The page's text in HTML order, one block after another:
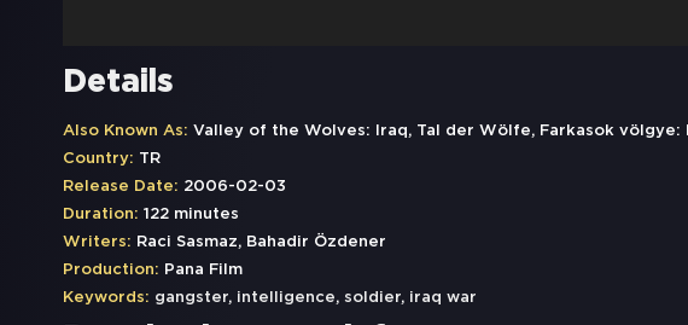
Details
Also Known As: Valley of the Wolves: Iraq, Tal der Wölfe, Farkasok völgye:
Country: TR
Release Date: 2006-02-03
Duration: 122 minutes
Writers: Raci Sasmaz, Bahadir Özdener
Production: Pana Film
Keywords: gangster, intelligence, soldier, iraq war